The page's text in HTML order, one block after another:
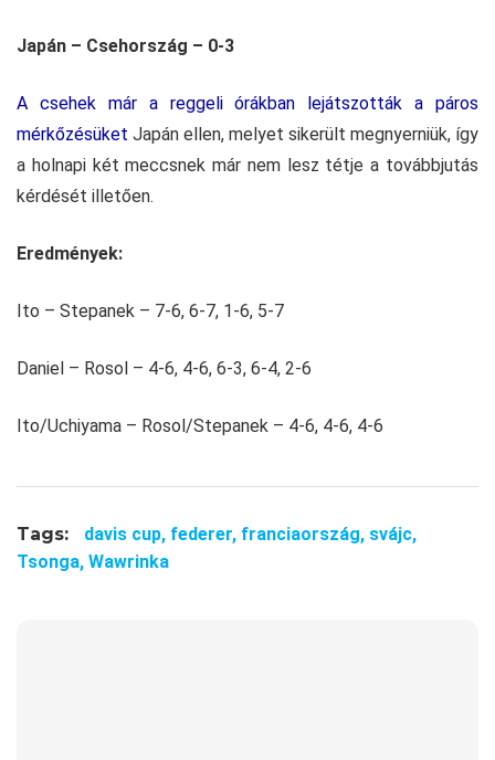
Japán – Csehország – 0-3
A csehek már a reggeli órákban lejátszották a páros
mérkőzésüket Japán ellen, melyet sikerült megnyerniük, így
a holnapi két meccsnek már nem lesz tétje a továbbjutás
kérdését illetően.
Eredmények:
Ito – Stepanek – 7-6, 6-7, 1-6, 5-7
Daniel – Rosol – 4-6, 4-6, 6-3, 6-4, 2-6
Ito/Uchiyama – Rosol/Stepanek – 4-6, 4-6, 4-6
Tags: davis cup, federer, franciaország, svájc,
Tsonga, Wawrinka